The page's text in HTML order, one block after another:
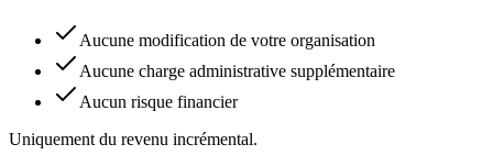
Aucune modification de votre organisation
Aucune charge administrative supplémentaire
Aucun risque financier
Uniquement du revenu incrémental.